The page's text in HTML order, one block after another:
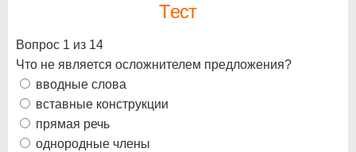
Тест
Вопрос 1 из 14
Что не является осложнителем предложения?
вводные слова
вставные конструкции
прямая речь
однородные члены